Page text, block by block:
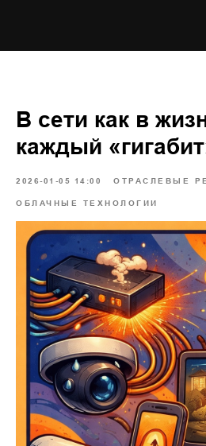
В сети как в
каждый
2026-01-05 14:00 ОТРАСЛЕВЫЕ
ОБЛАЧНЫЕ ТЕХНОЛОГИИ